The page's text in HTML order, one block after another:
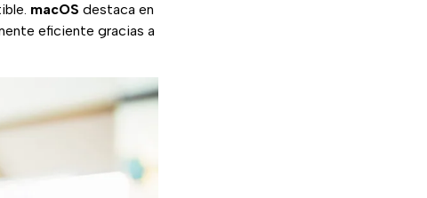
macOS destaca en
eficiente gracias a